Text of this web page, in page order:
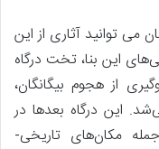
می توانید آثاری از این
این بنا، تخت درگاه
از هجوم بیگانگان،
این درگاه بعدها در
مکان‌های تاریخی-